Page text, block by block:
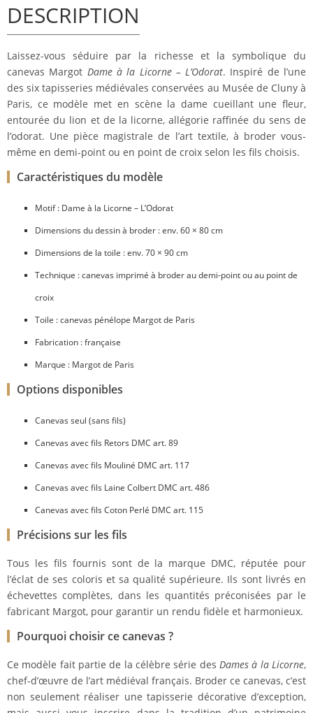
DESCRIPTION
Laissez-vous séduire par la richesse et la symbolique du
canevas Margot Dame à la Licorne – L’Odorat. Inspiré de l’une
des six tapisseries médiévales conservées au Musée de Cluny à
Paris, ce modèle met en scène la dame cueillant une fleur,
entourée du lion et de la licorne, allégorie raffinée du sens de
l’odorat. Une pièce magistrale de l’art textile, à broder vous-
même en demi-point ou en point de croix selon les fils choisis.
Caractéristiques du modèle
Motif : Dame à la Licorne – L’Odorat
Dimensions du dessin à broder : env. 60 × 80 cm
Dimensions de la toile : env. 70 × 90 cm
Technique : canevas imprimé à broder au demi-point ou au point de
croix
Toile : canevas pénélope Margot de Paris
Fabrication : française
Marque : Margot de Paris
Options disponibles
Canevas seul (sans fils)
Canevas avec fils Retors DMC art. 89
Canevas avec fils Mouliné DMC art. 117
Canevas avec fils Laine Colbert DMC art. 486
Canevas avec fils Coton Perlé DMC art. 115
Précisions sur les fils
Tous les fils fournis sont de la marque DMC, réputée pour
l’éclat de ses coloris et sa qualité supérieure. Ils sont livrés en
échevettes complètes, dans les quantités préconisées par le
fabricant Margot, pour garantir un rendu fidèle et harmonieux.
Pourquoi choisir ce canevas ?
Ce modèle fait partie de la célèbre série des Dames à la Licorne,
chef-d’œuvre de l’art médiéval français. Broder ce canevas, c’est
non seulement réaliser une tapisserie décorative d’exception,